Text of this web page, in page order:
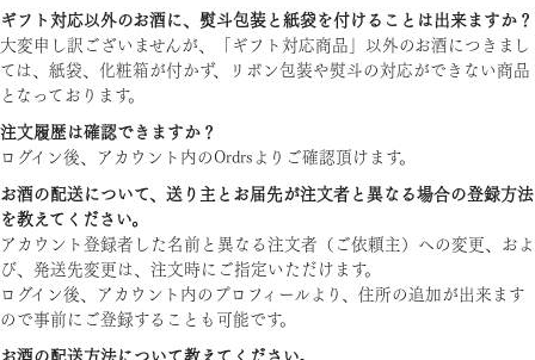
ギフト対応以外のお酒に、熨斗包装と紙袋を付けることは出来ますか？
大変申し訳ございませんが、「ギフト対応商品」以外のお酒につきまし
ては、紙袋、化粧箱が付かず、リボン包装や熨斗の対応ができない商品
となっております。
注文履歴は確認できますか？
ログイン後、アカウント内のOrdrsよりご確認頂けます。
お酒の配送について、送り主とお届先が注文者と異なる場合の登録方法
を教えてください。
アカウント登録者した名前と異なる注文者（ご依頼主）への変更、およ
び、発送先変更は、注文時にご指定いただけます。
ログイン後、アカウント内のプロフィールより、住所の追加が出来ます
ので事前にご登録することも可能です。
お酒の配送方法について教えてください。